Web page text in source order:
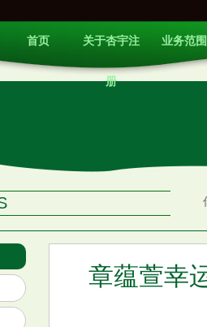
首页 关于杏宇注
册
业务范围
章蕴萱幸